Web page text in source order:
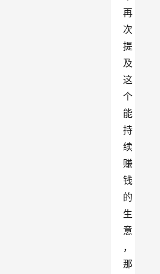
再
次
提
及
这
个
能
持
续
赚
钱
的
生
意
，
那